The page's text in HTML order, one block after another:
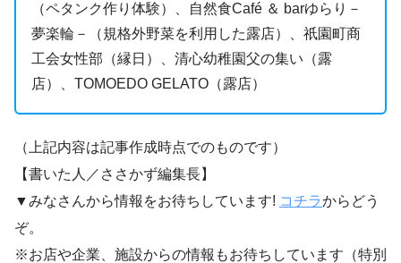
（ペタンク作り体験）、自然食Café ＆ barゆらり－
夢楽輪－（規格外野菜を利用した露店）、祇園町商
工会女性部（縁日）、清心幼稚園父の集い（露
店）、TOMOEDO GELATO（露店）
（上記内容は記事作成時点でのものです）
【書いた人／ささかず編集長】
▼みなさんから情報をお待ちしています! コチラからどう
ぞ。
※お店や企業、施設からの情報もお待ちしています（特別